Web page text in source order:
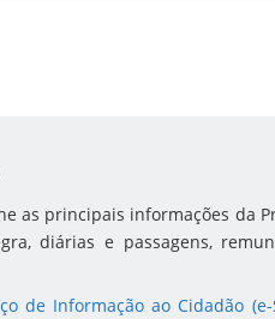
as principais informações da
diárias e passagens,
de Informação ao Cidadão (e-